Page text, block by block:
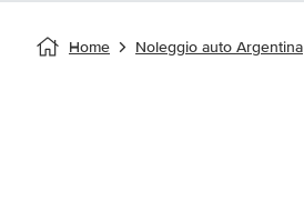
Home Noleggio auto Argentina